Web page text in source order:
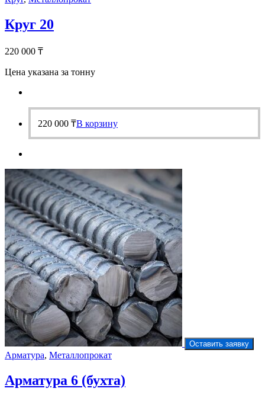
Круг 20
220 000 ₸
Цена указана за тонну
220 000 ₸В корзину
Оставить заявку
Арматура, Металлопрокат
Арматура 6 (бухта)